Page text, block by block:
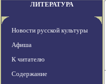
ЛИТЕРАТУРА
Новости русской культуры
Афиша
К читателю
Содержание